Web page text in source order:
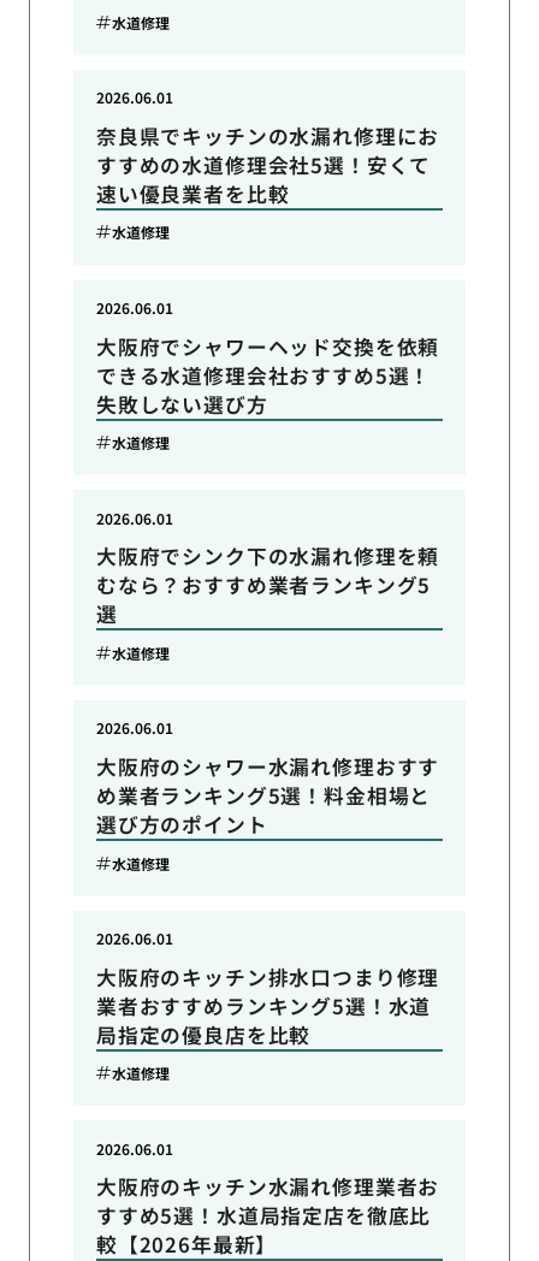
水道修理
奈良県でキッチンの水漏れ修理にお
すすめの水道修理会社5選！安くて
速い優良業者を比較
2026.06.01
水道修理
大阪府でシャワーヘッド交換を依頼
できる水道修理会社おすすめ5選！
失敗しない選び方
2026.06.01
水道修理
大阪府でシンク下の水漏れ修理を頼
むなら？おすすめ業者ランキング5
選
2026.06.01
水道修理
大阪府のシャワー水漏れ修理おすす
め業者ランキング5選！料金相場と
選び方のポイント
2026.06.01
水道修理
大阪府のキッチン排水口つまり修理
業者おすすめランキング5選！水道
局指定の優良店を比較
2026.06.01
水道修理
大阪府のキッチン水漏れ修理業者お
すすめ5選！水道局指定店を徹底比
較【2026年最新】
2026.06.01